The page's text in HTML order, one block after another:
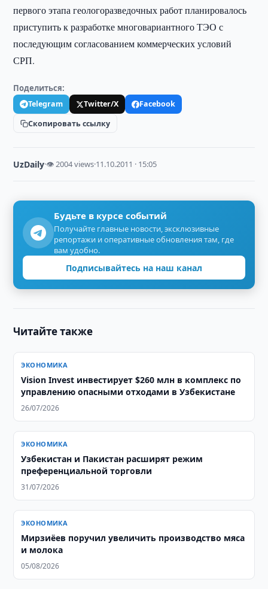
первого этапа геологоразведочных работ планировалось
приступить к разработке многовариантного ТЭО с
последующим согласованием коммерческих условий
СРП.
Поделиться:
Telegram Twitter/X
Facebook
Скопировать ссылку
UzDaily·👁 2004 views·11.10.2011 · 15:05
Будьте в курсе событий
Получайте главные новости, эксклюзивные
репортажи и оперативные обновления там, где
вам удобно.
Подписывайтесь на наш канал
Читайте также
ЭКОНОМИКА
Vision Invest инвестирует $260 млн в комплекс по
управлению опасными отходами в Узбекистане
26/07/2026
ЭКОНОМИКА
Узбекистан и Пакистан расширят режим
преференциальной торговли
31/07/2026
ЭКОНОМИКА
Мирзиёев поручил увеличить производство мяса
и молока
05/08/2026